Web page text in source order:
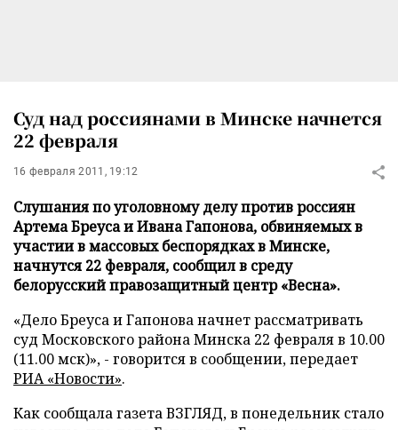
Суд над россиянами в Минске начнется
22 февраля
16 февраля 2011, 19:12
Слушания по уголовному делу против россиян
Артема Бреуса и Ивана Гапонова, обвиняемых в
участии в массовых беспорядках в Минске,
начнутся 22 февраля, сообщил в среду
белорусский правозащитный центр «Весна».
«Дело Бреуса и Гапонова начнет рассматривать
суд Московского района Минска 22 февраля в 10.00
(11.00 мск)», - говорится в сообщении, передает
РИА «Новости».
Как сообщала газета ВЗГЛЯД, в понедельник стало